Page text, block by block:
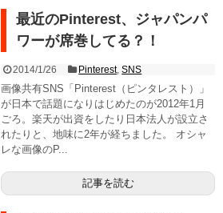
最近のPinterest、ジャパンパ
ワーが席巻してる？！
2014/1/26 Pinterest,SNS
画像共有SNS「Pinterest（ピンタレスト）」
が日本で話題になりはじめたのが2012年1月
ごろ。楽天が出資をしたり日本法人が設立さ
れたりと、地味に2年が経ちました。 オシャ
レな画像のP...
記事を読む